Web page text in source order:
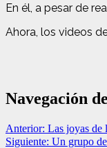
En él, a pesar de
Ahora, los videos
Navegación
Anterior: Las joyas de
Siguiente: Un grupo